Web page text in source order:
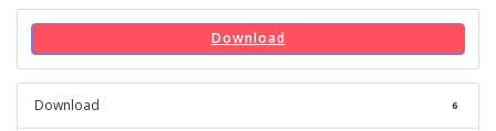
Download
Download 6